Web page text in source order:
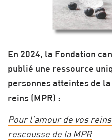
En 2024, la Fondation
publié une ressource
personnes atteintes de
reins (MPR) :
Pour l’amour de vos
rescousse de la MPR.